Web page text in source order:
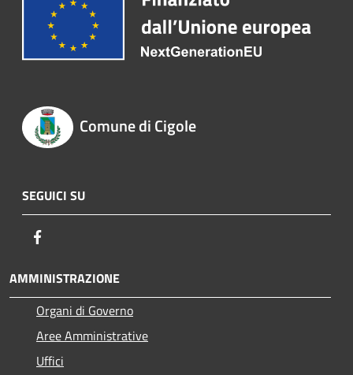
Comune di Cigole
SEGUICI SU
AMMINISTRAZIONE
Organi di Governo
Aree Amministrative
Uffici